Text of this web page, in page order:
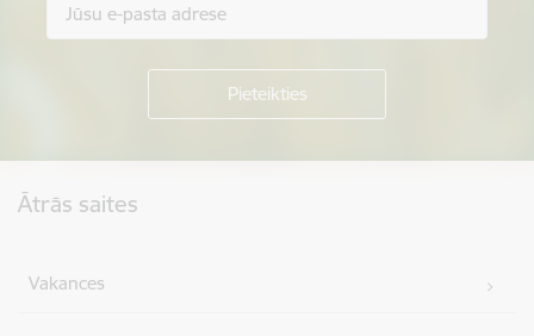
Ātrās saites
Vakances